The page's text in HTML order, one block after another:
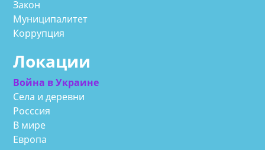
Закон
Муниципалитет
Коррупция
Локации
Война в Украине
Села и деревни
Росссия
В мире
Европа